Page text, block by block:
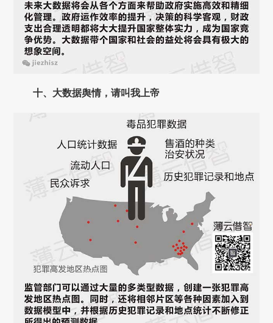
十、 大数据舆情，请叫我上帝